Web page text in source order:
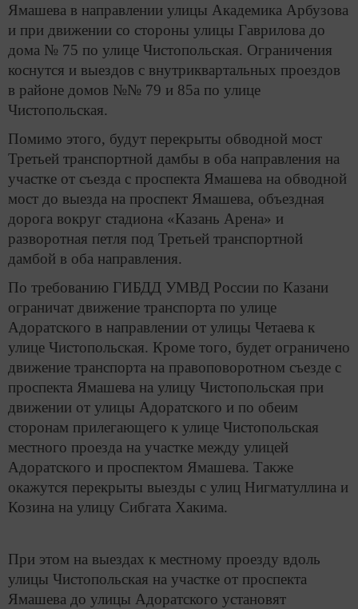
Ямашева в направлении улицы Академика Арбузова
и при движении со стороны улицы Гаврилова до
дома № 75 по улице Чистопольская. Ограничения
коснутся и выездов с внутриквартальных проездов
в районе домов №№ 79 и 85а по улице
Чистопольская.
Помимо этого, будут перекрыты обводной мост
Третьей транспортной дамбы в оба направления на
участке от съезда с проспекта Ямашева на обводной
мост до выезда на проспект Ямашева, объездная
дорога вокруг стадиона «Казань Арена» и
разворотная петля под Третьей транспортной
дамбой в оба направления.
По требованию ГИБДД УМВД России по Казани
ограничат движение транспорта по улице
Адоратского в направлении от улицы Четаева к
улице Чистопольская. Кроме того, будет ограничено
движение транспорта на правоповоротном съезде с
проспекта Ямашева на улицу Чистопольская при
движении от улицы Адоратского и по обеим
сторонам прилегающего к улице Чистопольская
местного проезда на участке между улицей
Адоратского и проспектом Ямашева. Также
окажутся перекрыты выезды с улиц Нигматуллина и
Козина на улицу Сибгата Хакима.
При этом на выездах к местному проезду вдоль
улицы Чистопольская на участке от проспекта
Ямашева до улицы Адоратского установят